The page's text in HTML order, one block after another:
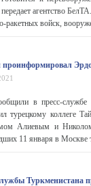
агентство
ракетных войск,
в пресс-
турецкому коллеге
Алиевым и Николом
11 января в Москве
Туркменистана